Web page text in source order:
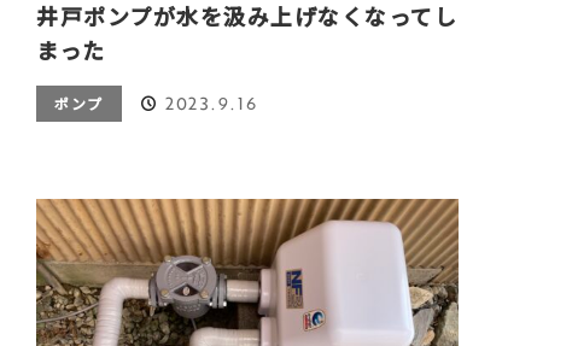
井戸ポンプが水を汲み上げなくなってし
まった
ポンプ 2023.9.16